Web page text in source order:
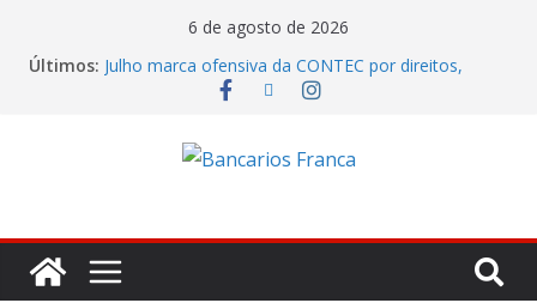
6 de agosto de 2026
Últimos: Julho marca ofensiva da CONTEC por direitos,
valorização e ganho real
condiciona avanços à decisão da Fenaban
Caixa tenta jogar déficit do Saúde Caixa no colo
Fenaban tenta transformar reivindicações em
prejuízo e segura proposta econômica